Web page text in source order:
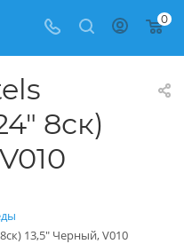
0
8ск)
13,5" Черный, V010